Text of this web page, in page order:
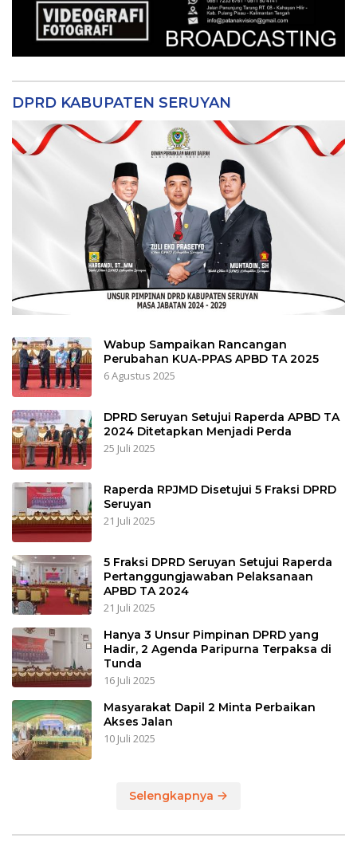
DPRD KABUPATEN SERUYAN
Wabup Sampaikan Rancangan
Perubahan KUA-PPAS APBD TA 2025
6 Agustus 2025
DPRD Seruyan Setujui Raperda APBD TA
2024 Ditetapkan Menjadi Perda
25 Juli 2025
Raperda RPJMD Disetujui 5 Fraksi DPRD
Seruyan
21 Juli 2025
5 Fraksi DPRD Seruyan Setujui Raperda
Pertanggungjawaban Pelaksanaan
APBD TA 2024
21 Juli 2025
Hanya 3 Unsur Pimpinan DPRD yang
Hadir, 2 Agenda Paripurna Terpaksa di
Tunda
16 Juli 2025
Masyarakat Dapil 2 Minta Perbaikan
Akses Jalan
10 Juli 2025
Selengkapnya